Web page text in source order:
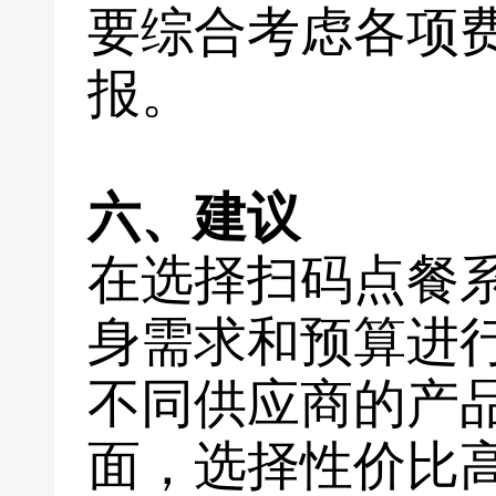
要综合考虑各项
报。
六、建议
在选择扫码点餐
身需求和预算进
不同供应商的产
面，选择性价比